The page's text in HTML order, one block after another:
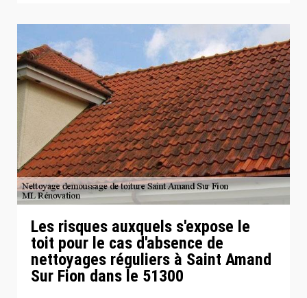
Les risques auxquels s'expose le
toit pour le cas d'absence de
nettoyages réguliers à Saint Amand
Sur Fion dans le 51300